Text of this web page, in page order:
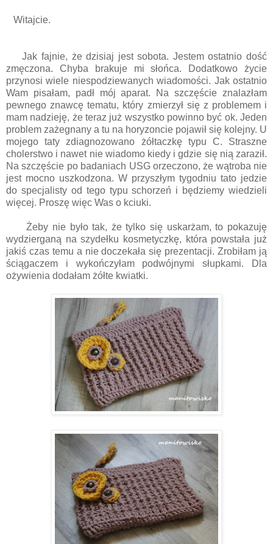
Witajcie.
Jak fajnie, że dzisiaj jest sobota. Jestem ostatnio dość
zmęczona. Chyba brakuje mi słońca. Dodatkowo życie
przynosi wiele niespodziewanych wiadomości. Jak ostatnio
Wam pisałam, padł mój aparat. Na szczęście znalazłam
pewnego znawcę tematu, który zmierzył się z problemem i
mam nadzieję, że teraz już wszystko powinno być ok. Jeden
problem zażegnany a tu na horyzoncie pojawił się kolejny. U
mojego taty zdiagnozowano żółtaczkę typu C. Straszne
cholerstwo i nawet nie wiadomo kiedy i gdzie się nią zaraził.
Na szczęście po badaniach USG orzeczono, że wątroba nie
jest mocno uszkodzona. W przyszłym tygodniu tato jedzie
do specjalisty od tego typu schorzeń i będziemy wiedzieli
więcej. Proszę więc Was o kciuki.
Żeby nie było tak, że tylko się uskarżam, to pokazuję
wydzierganą na szydełku kosmetyczkę, która powstała już
jakiś czas temu a nie doczekała się prezentacji. Zrobiłam ją
ściągaczem i wykończyłam podwójnymi słupkami. Dla
ożywienia dodałam żółte kwiatki.